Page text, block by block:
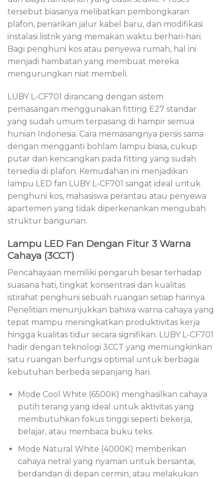
tersebut biasanya melibatkan pembongkaran
plafon, penarikan jalur kabel baru, dan modifikasi
instalasi listrik yang memakan waktu berhari-hari.
Bagi penghuni kos atau penyewa rumah, hal ini
menjadi hambatan yang membuat mereka
mengurungkan niat membeli.
LUBY L-CF701 dirancang dengan sistem
pemasangan menggunakan fitting E27 standar
yang sudah umum terpasang di hampir semua
hunian Indonesia. Cara memasangnya persis sama
dengan mengganti bohlam lampu biasa, cukup
putar dan kencangkan pada fitting yang sudah
tersedia di plafon. Kemudahan ini menjadikan
lampu LED fan LUBY L-CF701 sangat ideal untuk
penghuni kos, mahasiswa perantau atau penyewa
apartemen yang tidak diperkenankan mengubah
struktur bangunan.
Lampu LED Fan Dengan Fitur 3 Warna
Cahaya (3CCT)
Pencahayaan memiliki pengaruh besar terhadap
suasana hati, tingkat konsentrasi dan kualitas
istirahat penghuni sebuah ruangan setiap harinya.
Penelitian menunjukkan bahwa warna cahaya yang
tepat mampu meningkatkan produktivitas kerja
hingga kualitas tidur secara signifikan. LUBY L-CF701
hadir dengan teknologi 3CCT yang memungkinkan
satu ruangan berfungsi optimal untuk berbagai
kebutuhan berbeda sepanjang hari.
Mode Cool White (6500K) menghasilkan cahaya
putih terang yang ideal untuk aktivitas yang
membutuhkan fokus tinggi seperti bekerja,
belajar, atau membaca buku teks.
Mode Natural White (4000K) memberikan
cahaya netral yang nyaman untuk bersantai,
berdandan di depan cermin, atau melakukan